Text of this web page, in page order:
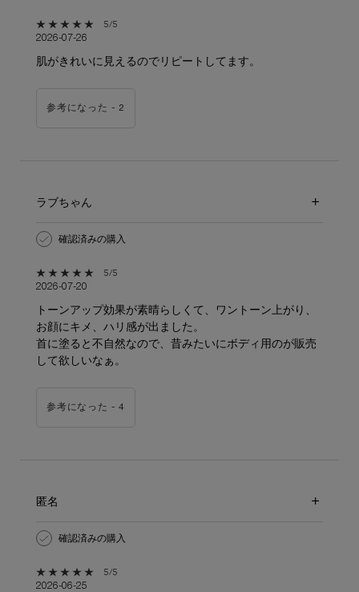
5星中5。 5/5
2026-07-26
肌がきれいに見えるのでリピートしてます。
参考になった - 2
ラブちゃん
確認済みの購入
5星中5。 5/5
2026-07-20
トーンアップ効果が素晴らしくて、ワントーン上がり、
お顔にキメ、ハリ感が出ました。
首に塗ると不自然なので、昔みたいにボディ用のが販売
して欲しいなぁ。
参考になった -4
匿名
確認済みの購入
5星中5。 5/5
2026-06-25